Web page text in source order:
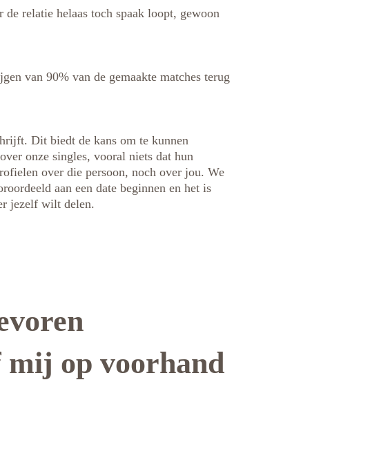
relatie helaas toch spaak loopt, gewoon
van 90% van de gemaakte matches terug
Dit biedt de kans om te kunnen
onze singles, vooral niets dat hun
over die persoon, noch over jou. We
aan een date beginnen en het is
jezelf wilt delen.
mij op voorhand